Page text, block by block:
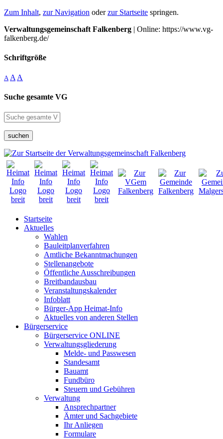
Zum Inhalt, zur Navigation oderzur Startseite springen.
Verwaltungsgemeinschaft Falkenberg | Online: https://www.vg-
falkenberg.de/
Schriftgröße
A A A
Suche gesamte VG
suchen
Startseite
Aktuelles
Wahlen
Bauleitplanverfahren
Amtliche Bekanntmachungen
Stellenangebote
Öffentliche Ausschreibungen
Breitbandausbau
Veranstaltungskalender
Infoblatt
Bürger-App Heimat-Info
Aktuelles von anderen Stellen
Bürgerservice
Bürgerservice ONLINE
Verwaltungsgliederung
Melde- und Passwesen
Standesamt
Bauamt
Fundbüro
Steuern und Gebühren
Verwaltung
Ansprechpartner
Ämter und Sachgebiete
Ihr Anliegen
Formulare